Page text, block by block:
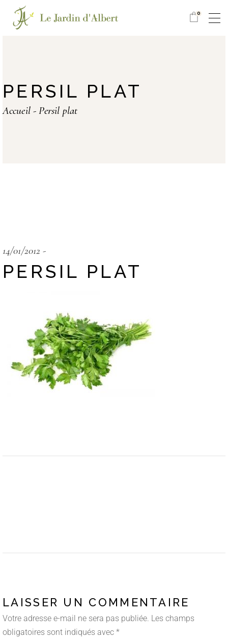
0
PERSIL PLAT
Accueil Persil plat
14/01/2012
PERSIL PLAT
LAISSER UN COMMENTAIRE
Votre adresse e-mail ne sera pas publiée. Les champs
obligatoires sont indiqués avec *